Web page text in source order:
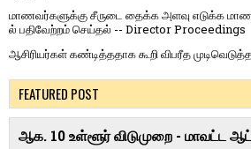
மாணவர்களுக்கு சீருடை தைக்க அளவு எடுக்க
ல் பதிவேற்றம் செய்தல் -- Director Proceedings
ஆசிரியர்கள் கண்டித்ததாக கூறி விபரீத
FEATURED POST
ஆக. 10 உள்ளூர் விடுமுறை - மாவட்ட